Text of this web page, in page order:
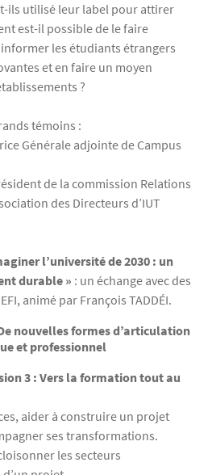
ils utilisé leur label pour attirer
est-il possible de le faire
les étudiants étrangers
et en faire un moyen
?
témoins :
Générale adjointe de Campus
de la commission Relations
des Directeurs d’IUT
l’université de 2030 : un
durable » : un échange avec des
animé par François TADDÉI.
nouvelles formes d’articulation
et professionnel
3 : Vers la formation tout au
aider à construire un projet
ses transformations.
les secteurs